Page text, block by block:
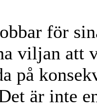
för
viljan att
på
är inte